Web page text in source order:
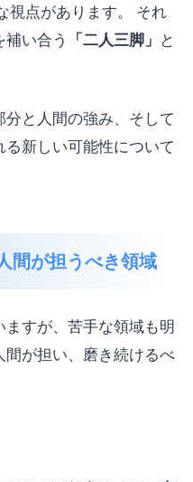
視点があります。 それ
い合う
「二人三脚」 と
と人間の強み、そして
新しい可能性について
間が担うべき領域
すが、苦手な領域も明
が担い、磨き続けるべ